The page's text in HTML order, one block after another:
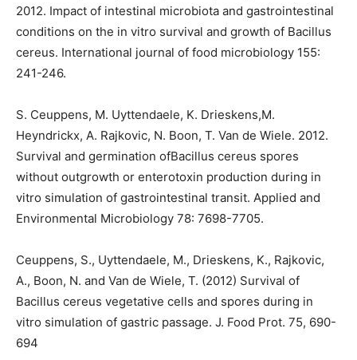
2012. Impact of intestinal microbiota and gastrointestinal
conditions on the in vitro survival and growth of Bacillus
cereus. International journal of food microbiology 155:
241-246.
S. Ceuppens, M. Uyttendaele, K. Drieskens,M.
Heyndrickx, A. Rajkovic, N. Boon, T. Van de Wiele. 2012.
Survival and germination ofBacillus cereus spores
without outgrowth or enterotoxin production during in
vitro simulation of gastrointestinal transit. Applied and
Environmental Microbiology 78: 7698-7705.
Ceuppens, S., Uyttendaele, M., Drieskens, K., Rajkovic,
A., Boon, N. and Van de Wiele, T. (2012) Survival of
Bacillus cereus vegetative cells and spores during in
vitro simulation of gastric passage. J. Food Prot. 75, 690-
694